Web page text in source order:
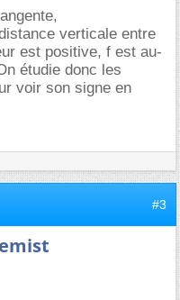
verticale entre
est positive, f est au-
étudie donc les
voir son signe en
#3